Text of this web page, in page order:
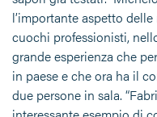
l’importante aspetto
cuochi professionisti,
grande esperienza che
in paese e che ora ha il
due persone in sala.